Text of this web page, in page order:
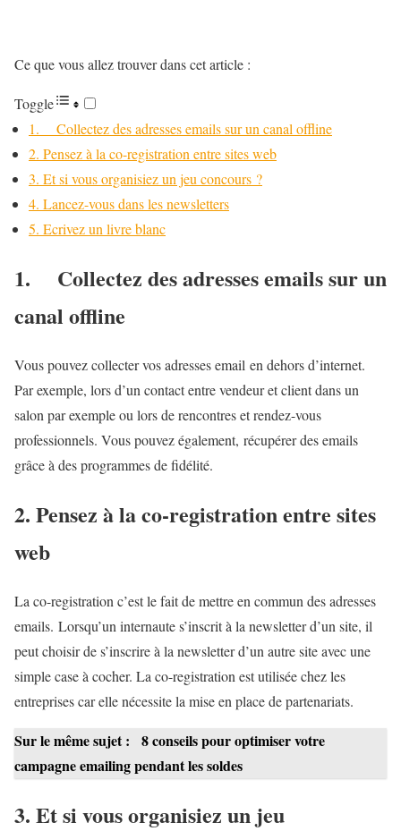
Ce que vous allez trouver dans cet article :
Toggle
1. Collectez des adresses emails sur un canal offline
2. Pensez à la co-registration entre sites web
3. Et si vous organisiez un jeu concours ?
4. Lancez-vous dans les newsletters
5. Ecrivez un livre blanc
1. Collectez des adresses emails sur un
canal offline
Vous pouvez collecter vos adresses email en dehors d’internet.
Par exemple, lors d’un contact entre vendeur et client dans un
salon par exemple ou lors de rencontres et rendez-vous
professionnels. Vous pouvez également, récupérer des emails
grâce à des programmes de fidélité.
2. Pensez à la co-registration entre sites
web
La co-registration c’est le fait de mettre en commun des adresses
emails. Lorsqu’un internaute s’inscrit à la newsletter d’un site, il
peut choisir de s’inscrire à la newsletter d’un autre site avec une
simple case à cocher. La co-registration est utilisée chez les
entreprises car elle nécessite la mise en place de partenariats.
Sur le même sujet :
8 conseils pour optimiser votre
campagne emailing pendant les soldes
3. Et si vous organisiez un jeu